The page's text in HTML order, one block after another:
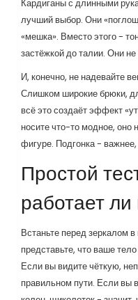
Кардиганы с длинными
лучший выбор. Они
«мешка». Вместо этого -
застёжкой до талии. Они
И, конечно, не надевайте
Слишком широкие брюки,
всё это создаёт эффект
носите что-то модное, оно
фигуре. Подгонка -
Простой
работает
Встаньте перед зеркалом
представьте, что ваше
Если вы видите чёткую,
правильном пути. Если вы